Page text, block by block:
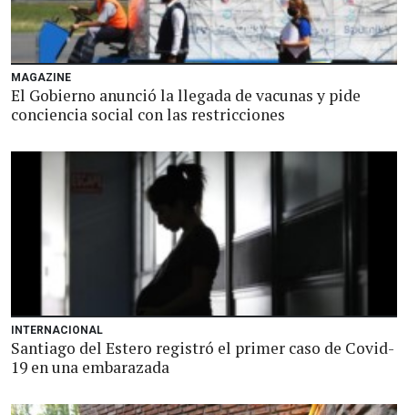
MAGAZINE
El Gobierno anunció la llegada de vacunas y pide
conciencia social con las restricciones
INTERNACIONAL
Santiago del Estero registró el primer caso de Covid-
19 en una embarazada